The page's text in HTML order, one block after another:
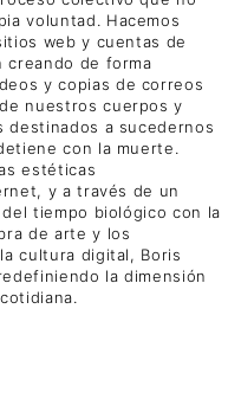
voluntad. Hacemos
web y cuentas de
creando de forma
y copias de correos
nuestros cuerpos y
destinados a sucedernos
con la muerte.
estéticas
y a través de un
tiempo biológico con la
de arte y los
cultura digital, Boris
la dimensión